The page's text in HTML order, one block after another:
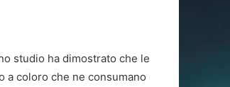
studio ha dimostrato che le
a coloro che ne consumano